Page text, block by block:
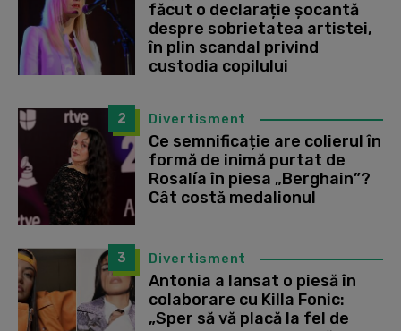
făcut o declarație șocantă
despre sobrietatea artistei,
în plin scandal privind
custodia copilului
2 Divertisment
Ce semnificație are colierul în
formă de inimă purtat de
Rosalía în piesa „Berghain”?
Cât costă medalionul
3 Divertisment
Antonia a lansat o piesă în
colaborare cu Killa Fonic:
„Sper să vă placă la fel de